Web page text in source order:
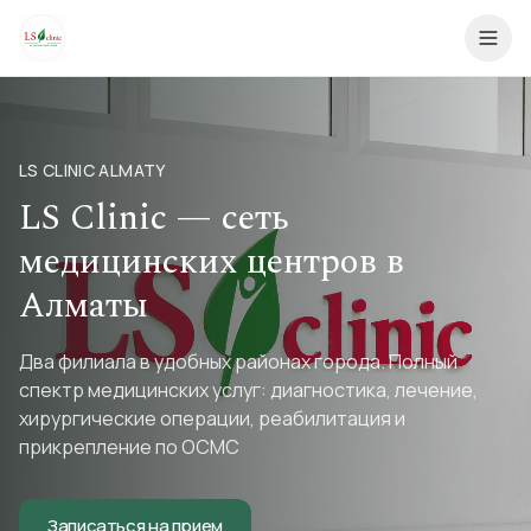
LS CLINIC ALMATY
LS Clinic — сеть
медицинских центров в
Алматы
Два филиала в удобных районах города. Полный
спектр медицинских услуг: диагностика, лечение,
хирургические операции, реабилитация и
прикрепление по ОСМС
Записаться на прием